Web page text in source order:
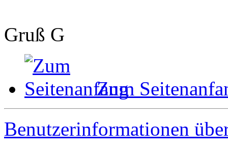
Gruß G
Zum
Benutzerinformationen